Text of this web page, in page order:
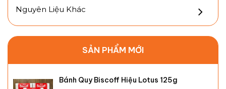
Nguyên Liệu Khác
SẢN PHẨM MỚI
Bánh Quy Biscoff Hiệu Lotus 125g